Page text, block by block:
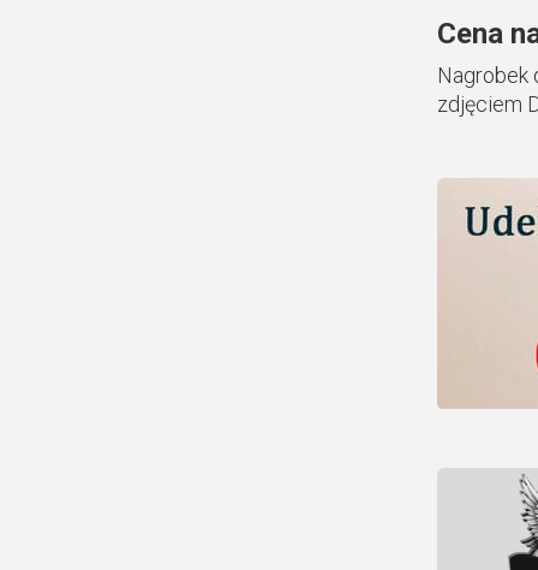
Cena
Nagrobek
zdjęciem